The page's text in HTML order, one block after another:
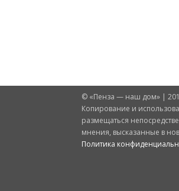
© «Пенза — наш дом» |
Копирование и
размещаться
мнения, высказанные в
Политика